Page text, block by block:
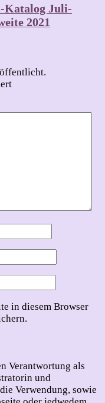
Katalog Juli-
2021
in diesem Browser
Verantwortung als
und
Verwendung, sowie